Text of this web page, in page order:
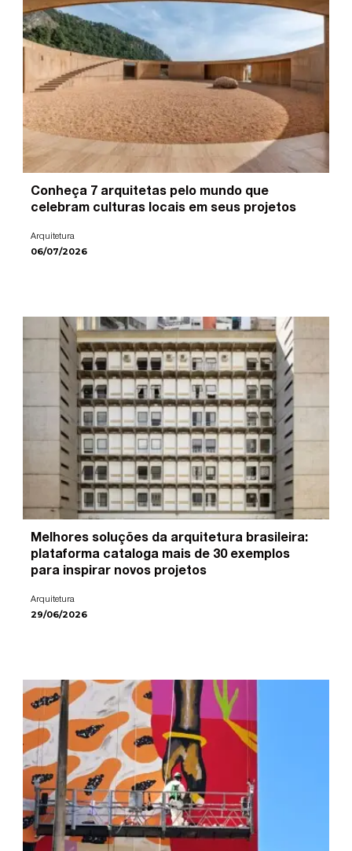
Conheça 7 arquitetas pelo mundo que
celebram culturas locais em seus projetos
Arquitetura
06/07/2026
Melhores soluções da arquitetura brasileira:
plataforma cataloga mais de 30 exemplos
para inspirar novos projetos
Arquitetura
29/06/2026